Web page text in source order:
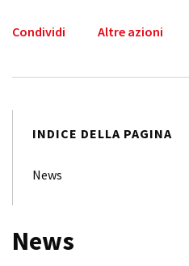
Condividi Altre azioni
INDICE DELLA PAGINA
News
News